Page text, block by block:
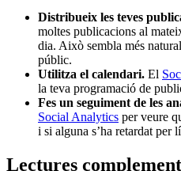
Distribueix les teves
moltes publicacions al
dia. Això sembla més
públic.
Utilitza el calendari. El
la teva programació de
Fes un seguiment de les
Social Analytics per veure
i si alguna s’ha retardat per
Lectures